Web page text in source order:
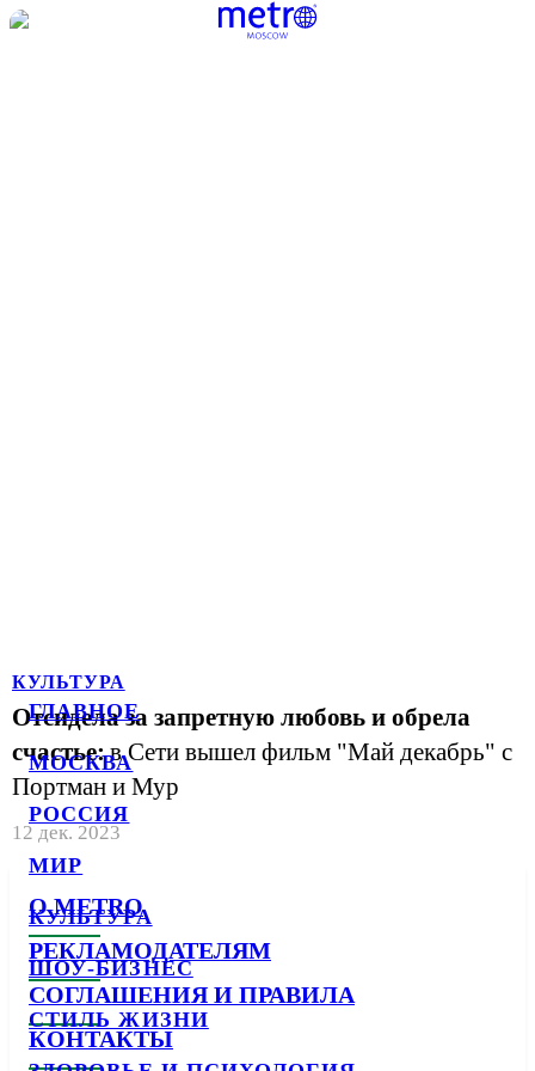
ГЛАВНОЕ
МОСКВА
РОССИЯ
МИР
КУЛЬТУРА
ШОУ-БИЗНЕС
СТИЛЬ ЖИЗНИ
КУЛЬТУРА
Отсидела за запретную любовь и обрела
счастье:в Сети вышел фильм "Май декабрь" с
Портман и Мур
12 дек. 2023
О METRO
РЕКЛАМОДАТЕЛЯМ
СОГЛАШЕНИЯ И ПРАВИЛА
КОНТАКТЫ